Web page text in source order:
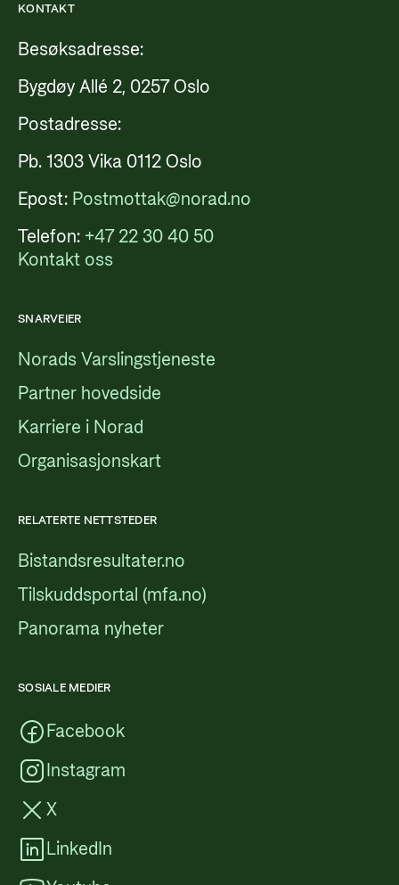
KONTAKT
Besøksadresse:
Bygdøy Allé 2, 0257 Oslo
Postadresse:
Pb. 1303 Vika 0112 Oslo
Epost: Postmottak@norad.no
Telefon: +47 22 30 40 50
Kontakt oss
SNARVEIER
Norads Varslingstjeneste
Partner hovedside
Karriere i Norad
Organisasjonskart
RELATERTE NETTSTEDER
Bistandsresultater.no
Tilskuddsportal (mfa.no)
Panorama nyheter
SOSIALE MEDIER
Facebook
Instagram
X
LinkedIn